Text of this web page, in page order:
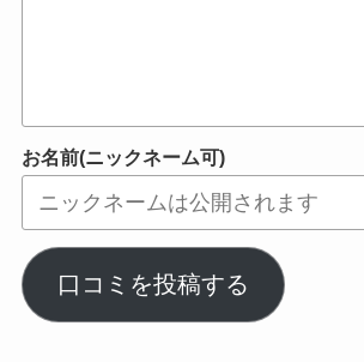
お名前(ニックネーム可)
口コミを投稿する